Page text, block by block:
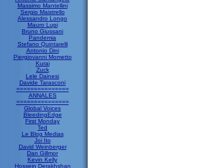
Massimo Mantellini
Sergio Maistrello
Alessandro Longo
Mauro Lupi
Bruno Giussani
Pandemia
Stefano Quintarelli
Antonio Dini
Piergiovanni Mometto
Kurai
Zuck
Lele Dainesi
Davide Tarasconi
===============
ANNALES
===============
Global Voices
BleedingEdge
First Monday
Ted
Le Blog Medias
Joi Ito
David Weinberger
Dan Gillmor
Kevin Kelly
Hossein Derakhshan